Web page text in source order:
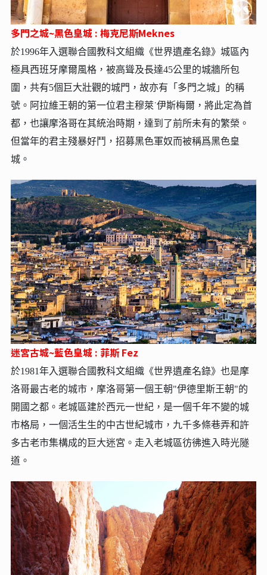
多門之城~黑色皇城 : 梅克尼斯Meknes
於1996年入選聯合國教科文組織《世界遺產名錄》城區內
極具西班牙摩爾風格，被高聳及長達45公里的城牆所包
圍，共有5個巨大壯觀的城門，故亦有「多門之城」的稱
號。阿拉維王朝的第一位君主穆萊˙伊斯梅爾，將此定為首
都，也讓摩洛哥在其統治時期，達到了前所未有的繁榮。
但當年的君主殘暴好鬥，招募黑色軍奴而被稱爲黑色皇
城。
迷宮古城~藍色皇城 : 菲斯 Fez
於1981年入選聯合國教科文組織《世界遺產名錄》也是摩
洛哥最古老的城市，摩洛哥第一個王朝"伊德里斯王朝"的
開國之都。老城區建於西元一世紀，是一個千年不變的城
市格局，一個活生生的中古世紀城市，九千多條巷弄和許
多古老市集構成的巨大迷宮。走入老城區彷彿進入時光隧
道。